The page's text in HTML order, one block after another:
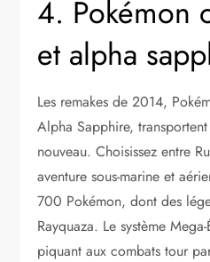
4. Pokémon
et alpha
Les remakes de 2014,
Alpha Sapphire,
nouveau. Choisissez entre
aventure sous-marine et
700 Pokémon, dont des
Rayquaza. Le système
piquant aux combats tour